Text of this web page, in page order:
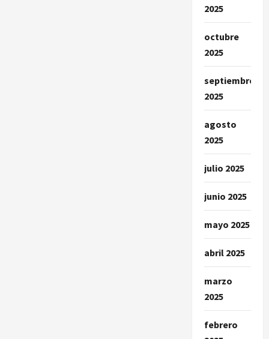
2025
octubre
2025
septiembre
2025
agosto
2025
julio 2025
junio 2025
mayo 2025
abril 2025
marzo
2025
febrero